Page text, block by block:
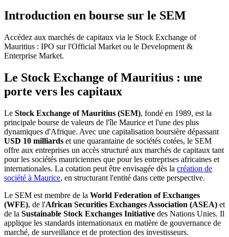
Introduction en bourse sur le SEM
Accédez aux marchés de capitaux via le Stock Exchange of
Mauritius : IPO sur l'Official Market ou le Development &
Enterprise Market.
Le Stock Exchange of Mauritius : une
porte vers les capitaux
Le Stock Exchange of Mauritius (SEM), fondé en 1989, est la
principale bourse de valeurs de l'île Maurice et l'une des plus
dynamiques d'Afrique. Avec une capitalisation boursière dépassant
USD 10 milliards et une quarantaine de sociétés cotées, le SEM
offre aux entreprises un accès structuré aux marchés de capitaux tant
pour les sociétés mauriciennes que pour les entreprises africaines et
internationales. La cotation peut être envisagée dès la création de
société à Maurice, en structurant l'entité dans cette perspective.
Le SEM est membre de la World Federation of Exchanges
(WFE), de l'African Securities Exchanges Association (ASEA) et
de la Sustainable Stock Exchanges Initiative des Nations Unies. Il
applique les standards internationaux en matière de gouvernance de
marché, de surveillance et de protection des investisseurs.